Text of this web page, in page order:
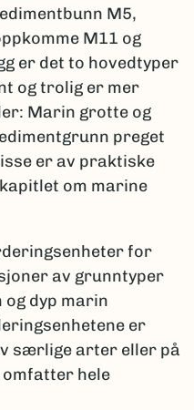
M5,
M11 og
er det to hovedtyper
og trolig er mer
Marin grotte og
preget
er av praktiske
om marine
for
av grunntyper
dyp marin
er
særlige arter eller på
hele